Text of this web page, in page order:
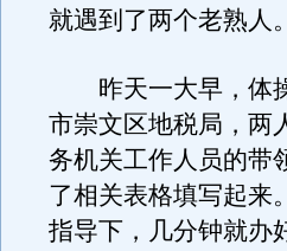
就遇到了两个老熟人。
昨天一大早，体操
市崇文区地税局，两
务机关工作人员的带
了相关表格填写起来
指导下，几分钟就办